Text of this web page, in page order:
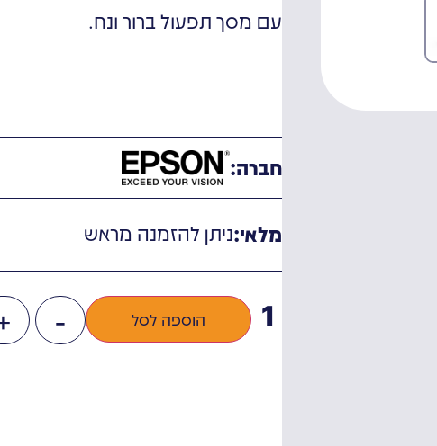
עם מסך תפעול ברור ונח.
חברה:
מלאי:ניתן להזמנה מראש
- הוספה לסל